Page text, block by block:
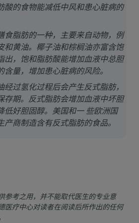
酸的食物能减低中风和患心脏病的
食脂肪的一种，主要来自动物，例
和黄油。椰子油和棕榈油亦富含饱
出，饱和脂肪酸能增加血液中总胆
量，增加患心脏病的风险。
经过氢化过程后会产生反式脂肪，
存期。反式脂肪会增加血液中坏胆
低好胆固醇。美国和一 些欧洲国
商制造含有反式脂肪的食品。
参考之用，并不能取代医生的专业意
医疗中心对读者在阅读后所作出的任何